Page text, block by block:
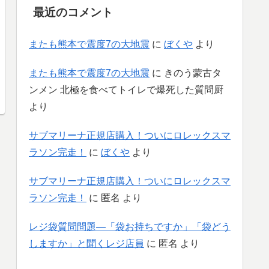
最近のコメント
またも熊本で震度7の大地震 に ぼくや より
またも熊本で震度7の大地震 に きのう蒙古タ
ンメン 北極を食べてトイレで爆死した質問厨
より
サブマリーナ正規店購入！ついにロレックスマ
ラソン完走！
に ぼくや より
サブマリーナ正規店購入！ついにロレックスマ
ラソン完走！
に 匿名 より
レジ袋質問問題―「袋お持ちですか」「袋どう
しますか」と聞くレジ店員 に 匿名 より